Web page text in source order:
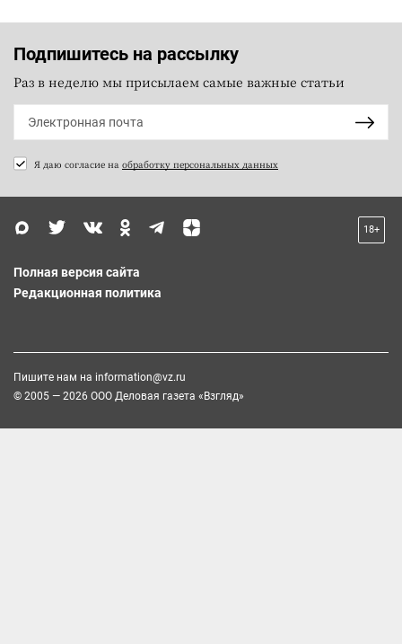
Подпишитесь на рассылку
Раз в неделю мы присылаем самые важные статьи
Я даю согласие на обработку персональных данных
18+
Полная версия сайта
Редакционная политика
Пишите нам на information@vz.ru
© 2005 — 2026 ООО Деловая газета «Взгляд»